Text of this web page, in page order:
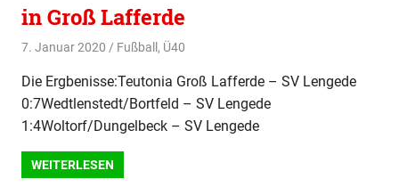
in Groß Lafferde
7. Januar 2020 svladmin
Fußball, Ü40
Die Ergbenisse:Teutonia Groß Lafferde – SV Lengede
0:7Wedtlenstedt/Bortfeld – SV Lengede
1:4Woltorf/Dungelbeck – SV Lengede
WEITERLESEN